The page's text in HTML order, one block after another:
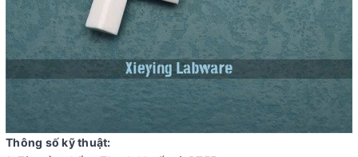
Thông số kỹ thuật: